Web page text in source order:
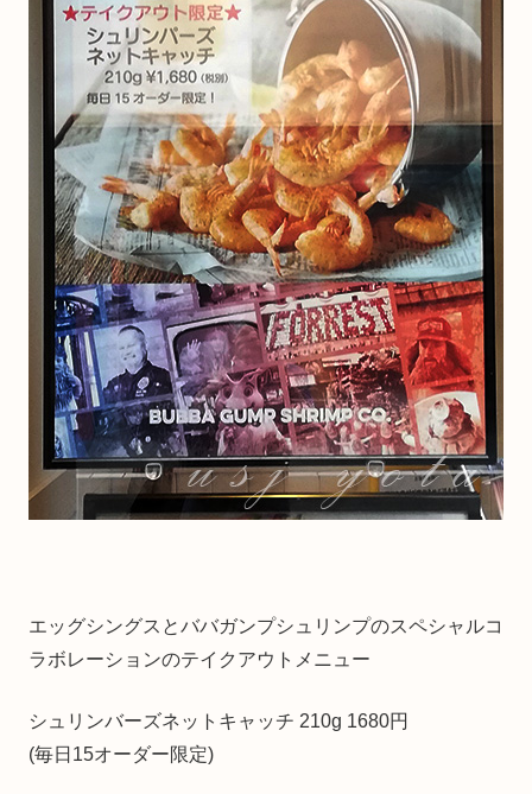
エッグシングスとババガンプシュリンプのスペシャルコ
ラボレーションのテイクアウトメニュー
シュリンバーズネットキャッチ 210g 1680円
(毎日15オーダー限定)